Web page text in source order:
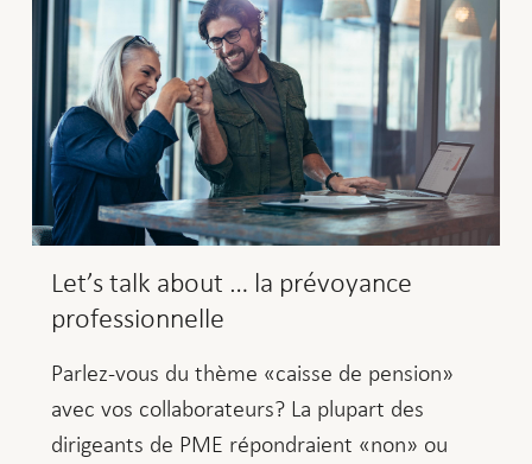
Let’s talk about … la prévoyance
professionnelle
Parlez-vous du thème «caisse de pension»
avec vos collaborateurs? La plupart des
dirigeants de PME répondraient «non» ou